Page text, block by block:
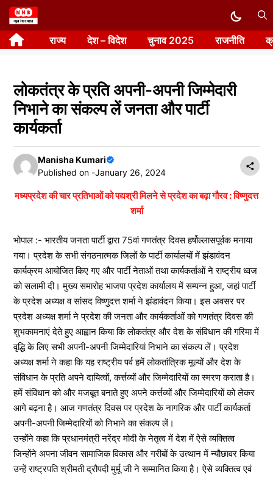
Skip
to
content राज्य देश – विदेश चुनाव 2025 राजनीति
लोकतंत्र के प्रति अपनी-अपनी जिम्मेदारी
निभाने का संकल्प लें जनता और पार्टी
कार्यकर्ता
Manisha Kumari
Published on -January 26, 2024
मध्यप्रदेश की चार प्रतिभाओं को पद्यश्री मिलने से प्रदेश का बढ़ा गौरव : विष्णुदत्त
शर्मा
भोपाल :- भारतीय जनता पार्टी द्वारा 75वां गणतंत्र दिवस हर्षोल्लासपूर्वक मनाया
गया। प्रदेश के सभी संगठनात्मक जिलों के पार्टी कार्यालयों में झंडावंदन
कार्यक्रम आयोजित किए गए और पार्टी नेताओं तथा कार्यकर्ताओं ने राष्ट्रीय ध्वज
को सलामी दी। मुख्य समारोह भाजपा प्रदेश कार्यालय में सम्पन्न हुआ, जहां पार्टी
के प्रदेश अध्यक्ष व सांसद विष्णुदत्त शर्मा ने झंडावंदन किया। इस अवसर पर
प्रदेश अध्यक्ष शर्मा ने प्रदेश की जनता और कार्यकर्ताओं को गणतंत्र दिवस की
शुभकामनाएं देते हुए आह्वान किया कि लोकतंत्र और देश के संविधान की गरिमा में
वृद्धि के लिए सभी अपनी-अपनी जिम्मेदारियां निभाने का संकल्प लें। प्रदेश
अध्यक्ष शर्मा ने कहा कि यह राष्ट्रीय पर्व हमें लोकतांत्रिक मूल्यों और देश के
संविधान के प्रति अपने दायित्वों, कर्त्तव्यों और जिम्मेदारियों का स्मरण कराता है।
हमें संविधान को और मजबूत बनाते हुए अपने कर्त्तव्यों और जिम्मेदारियों को लेकर
आगे बढ़ना है। आज गणतंत्र दिवस पर प्रदेश के नागरिक और पार्टी कार्यकर्ता
अपनी-अपनी जिम्मेदारियों को निभाने का संकल्प लें।
उन्होंने कहा कि प्रधानमंत्री नरेंद्र मोदी के नेतृत्व में देश में ऐसे व्यक्तित्व
जिन्होंने अपना जीवन सामाजिक विकास और गरीबों के उत्थान में न्यौछावर किया
उन्हें राष्ट्रपति श्रीमती द्रौपदी मुर्मू जी ने सम्मानित किया है। ऐसे व्यक्तित्व एवं